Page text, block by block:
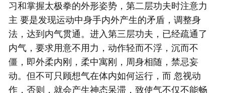
习和掌握太极拳的外形姿势，第二层功夫时注意力
主 要是发现运动中身手内外产生的矛盾，调整身
法，达到内气贯通。进入第三层功夫，已经疏通了
内气，要求用意不用力，动作轻而不浮，沉而不
僵，即外柔内刚，柔中寓刚，周身相随，禁忌妄
动。但不可只顾想气在体内如何运行，而 忽视动
作，否则，就会产生神态呆滞，致使气不仅不能畅